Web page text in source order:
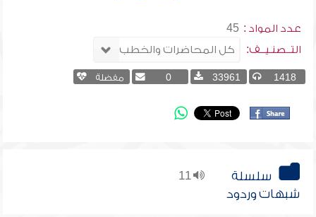
عدد المواد : 45
التــصنـيــف:
1418
33961
0 مفضلة
11
سلسلة
شبهات وردود